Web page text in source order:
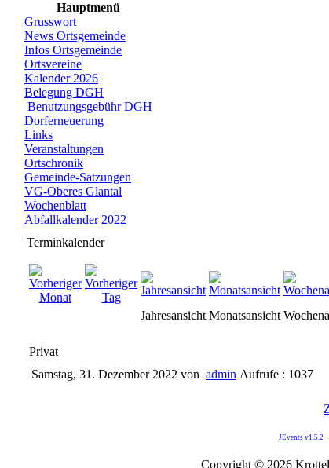
Hauptmenü
Grusswort
News Ortsgemeinde
Infos Ortsgemeinde
Ortsvereine
Kalender 2026
Belegung DGH
Benutzungsgebühr DGH
Dorferneuerung
Links
Veranstaltungen
Ortschronik
Gemeinde-Satzungen
VG-Oberes Glantal
Wochenblatt
Abfallkalender 2022
Terminkalender
Jahresansicht Monatsansicht
Privat
Samstag, 31. Dezember 2022 von admin Aufrufe : 1037
JEvents v1.5.2
Copyright © 2026